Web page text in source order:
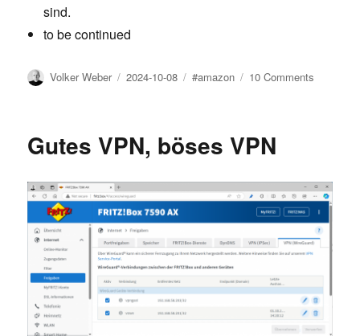
sind.
to be continued
Author
Volker Weber
Posted
2024-10-08 Tags
#amazon 10 Comments
Gutes VPN, böses VPN